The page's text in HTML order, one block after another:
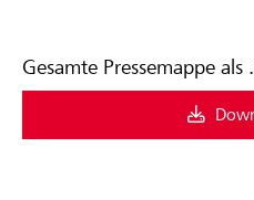
Gesamte Pressemappe als